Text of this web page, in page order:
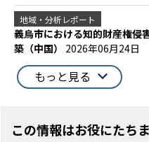
地域・分析レポート
義烏市における知的財産権侵
築（中国） 2026年06月24日
もっと見る
この情報はお役にたち